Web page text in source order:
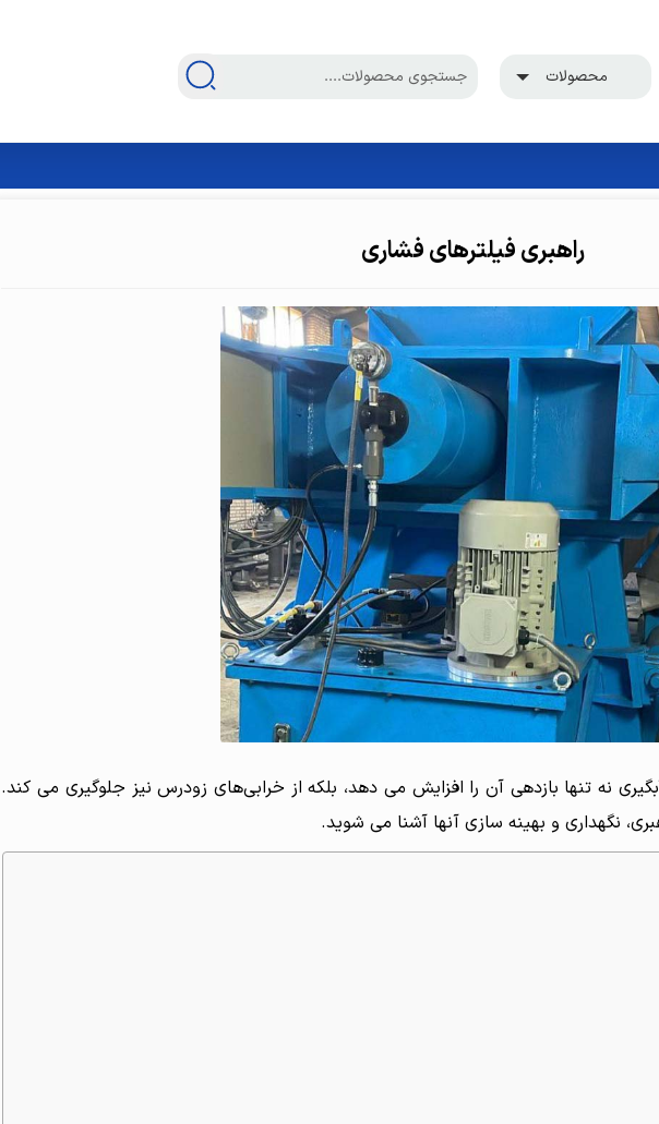
محصولات
راهبری فیلترهای فشاری
نه تنها بازدهی آن را افزایش می دهد، بلکه از خرابی‌های زودرس نیز جلوگیری می کند.
نگهداری و بهینه سازی آنها آشنا می شوید.